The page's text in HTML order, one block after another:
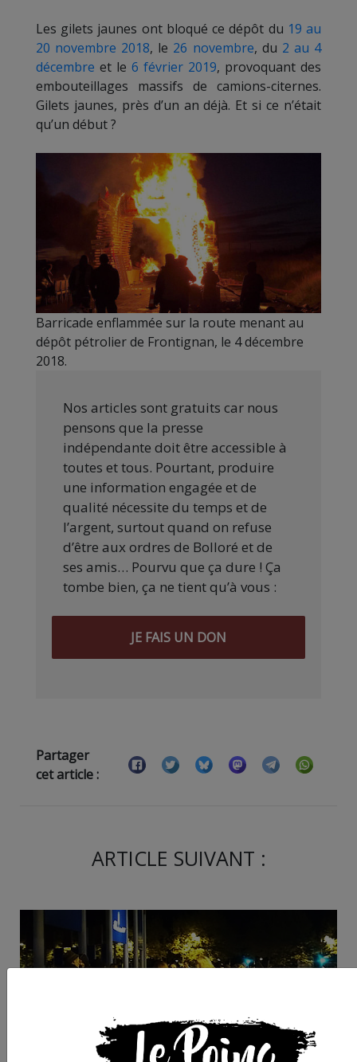
Les gilets jaunes ont bloqué ce dépôt du 19 au
20 novembre 2018, le 26 novembre, du 2 au 4
décembre et le 6 février 2019, provoquant des
embouteillages massifs de camions-citernes.
Gilets jaunes, près d’un an déjà. Et si ce n’était
qu’un début ?
Barricade enflammée sur la route menant au
dépôt pétrolier de Frontignan, le 4 décembre
2018.
Nos articles sont gratuits car nous
pensons que la presse
indépendante doit être accessible à
toutes et tous. Pourtant, produire
une information engagée et de
qualité nécessite du temps et de
l’argent, surtout quand on refuse
d’être aux ordres de Bolloré et de
ses amis… Pourvu que ça dure ! Ça
tombe bien, ça ne tient qu’à vous :
JE FAIS UN DON
Partager
cet article :
ARTICLE SUIVANT :